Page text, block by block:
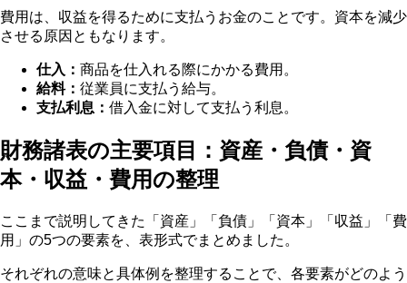
費用は、収益を得るために支払うお金のことです。資本を減少
させる原因ともなります。
仕入： 商品を仕入れる際にかかる費用。
給料： 従業員に支払う給与。
支払利息： 借入金に対して支払う利息。
財務諸表の主要項目：資産・負債・資
本・収益・費用の整理
ここまで説明してきた「資産」「負債」「資本」「収益」「費
用」の5つの要素を、表形式でまとめました。
それぞれの意味と具体例を整理することで、各要素がどのよう